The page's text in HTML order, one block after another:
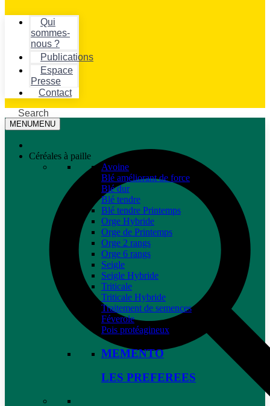
Qui
sommes-
nous ?
Publications
Espace
Presse
Contact
Search
MENUMENU
Céréales à paille
Avoine
Blé améliorant de force
Blé dur
Blé tendre
Blé tendre Printemps
Orge Hybride
Orge de Printemps
Orge 2 rangs
Orge 6 rangs
Seigle
Seigle Hybride
Triticale
Triticale Hybride
Traitement de semences
Féverole
Pois protéagineux
MEMENTO
LES PREFEREES